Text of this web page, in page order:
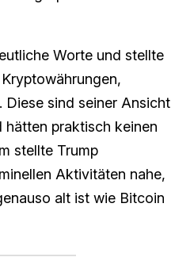
Worte und stellte
Diese sind seiner Ansicht
praktisch keinen
stellte Trump
Aktivitäten nahe,
alt ist wie Bitcoin